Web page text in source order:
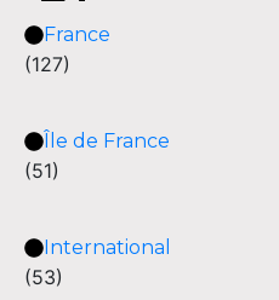
France
(127)
Île de France
(51)
International
(53)